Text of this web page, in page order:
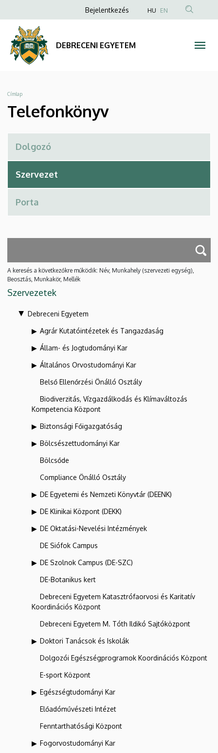
Telefonkönyv
DEBRECENI
EGYETEM
a
tartalomra
Anonim
menüje
Bejelentkezés HU EN
DEBRECENI EGYETEM
Morzsa
Címlap
Telefonkönyv
A keresés a következőkre működik: Név, Munkahely (szervezeti egység),
Beosztás, Munkakör, Mellék
Szervezetek
Debreceni Egyetem
Agrár Kutatóintézetek és Tangazdaság
Állam- és Jogtudományi Kar
Általános Orvostudományi Kar
Belső Ellenőrzési Önálló Osztály
Biodiverzitás, Vízgazdálkodás és Klímaváltozás
Kompetencia Központ
Biztonsági Főigazgatóság
Bölcsészettudományi Kar
Bölcsőde
Compliance Önálló Osztály
DE Egyetemi és Nemzeti Könyvtár (DEENK)
DE Klinikai Központ (DEKK)
DE Oktatási-Nevelési Intézmények
DE Siófok Campus
DE Szolnok Campus (DE-SZC)
DE-Botanikus kert
Debreceni Egyetem Katasztrófaorvosi és Karitatív
Koordinációs Központ
Debreceni Egyetem M. Tóth Ildikó Sajtóközpont
Doktori Tanácsok és Iskolák
Dolgozói Egészségprogramok Koordinációs Központ
E-sport Központ
Egészségtudományi Kar
Előadóművészeti Intézet
Fenntarthatósági Központ
Fogorvostudományi Kar